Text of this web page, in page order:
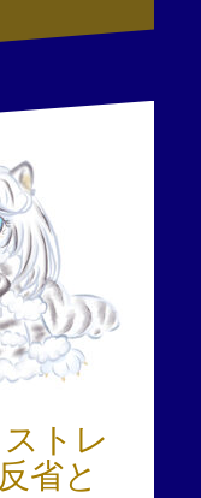
トレ
省と